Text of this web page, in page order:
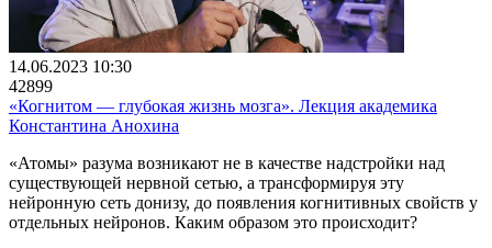
14.06.2023 10:30
42899
«Когнитом ― глубокая жизнь мозга». Лекция академика
Константина Анохина
«Атомы» разума возникают не в качестве надстройки над
существующей нервной сетью, а трансформируя эту
нейронную сеть донизу, до появления когнитивных свойств у
отдельных нейронов. Каким образом это происходит?